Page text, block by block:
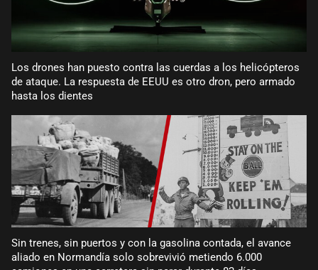
Los drones han puesto contra las cuerdas a los helicópteros
de ataque. La respuesta de EEUU es otro dron, pero armado
hasta los dientes
Sin trenes, sin puertos y con la gasolina contada, el avance
aliado en Normandía solo sobrevivió metiendo 6.000